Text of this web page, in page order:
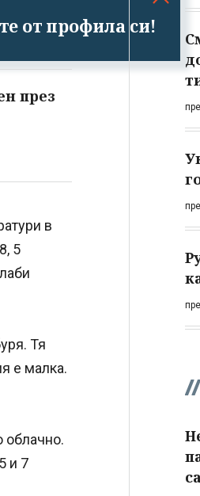
от профила си!
през
в
5
Тя
е малка.
и 7